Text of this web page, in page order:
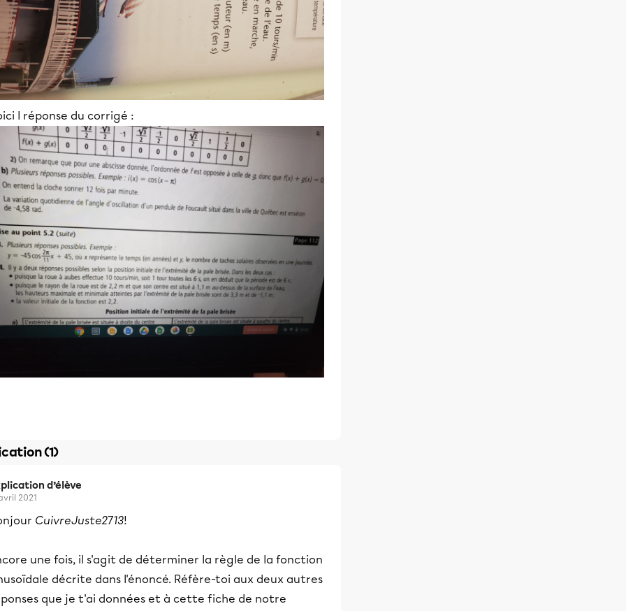
l réponse du corrigé :
(1)
d’élève
2021
CuivreJuste2713!
une fois, il s'agit de déterminer la règle de la fonction
décrite dans l'énoncé. Réfère-toi aux deux autres
que je t'ai données et à cette fiche de notre